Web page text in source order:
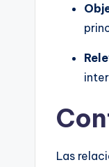
Las